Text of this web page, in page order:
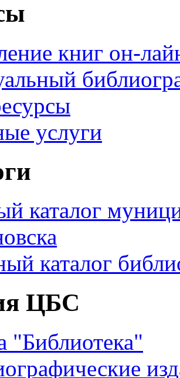
книг он-
услуги
каталог
каталог
ЦБС
"Библиотека"